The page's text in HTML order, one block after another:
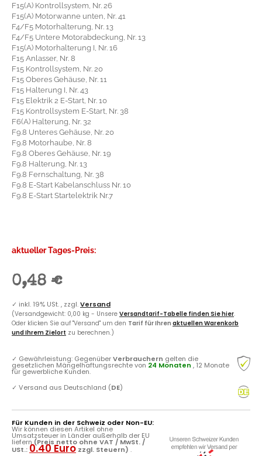
F15(A) Kontrollsystem, Nr. 26
F15(A) Motorwanne unten, Nr. 41
F4/F5 Motorhalterung, Nr. 13
F4/F5 Untere Motorabdeckung, Nr. 13
F15(A) Motorhalterung I, Nr. 16
F15 Anlasser, Nr. 8
F15 Kontrollsystem, Nr. 20
F15 Oberes Gehäuse, Nr. 11
F15 Halterung I, Nr. 43
F15 Elektrik 2 E-Start, Nr. 10
F15 Kontrollsystem E-Start, Nr. 38
F6(A) Halterung, Nr. 32
F9.8 Unteres Gehäuse, Nr. 20
F9.8 Motorhaube, Nr. 8
F9.8 Oberes Gehäuse, Nr. 19
F9.8 Halterung, Nr. 13
F9.8 Fernschaltung, Nr. 38
F9.8 E-Start Kabelanschluss Nr. 10
F9.8 E-Start Startelektrik Nr.7
aktueller Tages-Preis:
0,48 €
✓ inkl. 19% USt. , zzgl.Versand
(Versandgewicht: 0,00 kg - Unsere Versandtarif-Tabelle finden Sie hier.
Oder klicken Sie auf "Versand" um den Tarif für Ihren aktuellen Warenkorb
und Ihrem Zielort zu berechnen.)
✓ Gewährleistung: GegenüberVerbrauchern gelten die
gesetzlichen Mängelhaftungsrechte von 24 Monaten , 12 Monate
für gewerbliche Kunden.
✓ Versand aus Deutschland (DE)
Für Kunden in der Schweiz oder Non-EU:
Wir können diesen Artikel ohne
Umsatzsteuer in Länder außerhalb der EU
liefern(Preis netto ohne VAT / MwSt. /
USt.: 0.40 Euro zzgl. Steuern) .